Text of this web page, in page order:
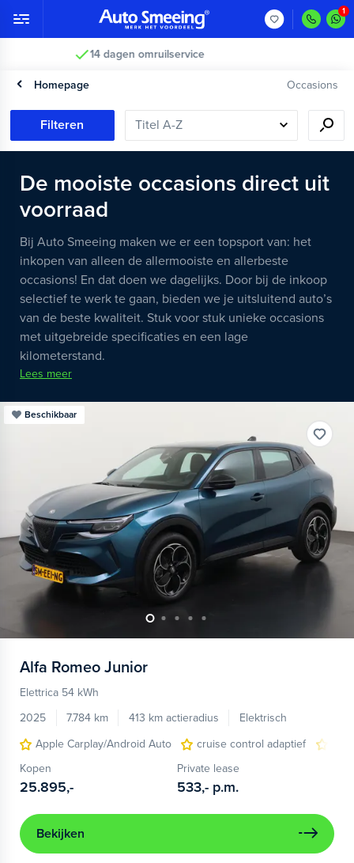
Vakkundig gecontroleerd >
Homepage Occasions
Filteren
De mooiste occasions direct uit
voorraad
Bij Auto Smeeing maken we er een topsport van: het
inkopen van alleen de allermooiste en allerbeste
occasions! En dat doen we dagelijks. Door bij de inkoop
selectief te werk te gaan, bieden we je uitsluitend auto’s
van de beste kwaliteit. Stuk voor stuk unieke occasions
met uitgebreide specificaties en een lage
kilometerstand.
Lees meer
Beschikbaar
Alfa Romeo Junior
Elettrica 54 kWh
2025
7.784 km 413 km actieradius
Elektrisch
Apple Carplay/Android Auto
cruise control adaptief
Kopen
25.895,-
Private lease
533,- p.m.
Bekijken